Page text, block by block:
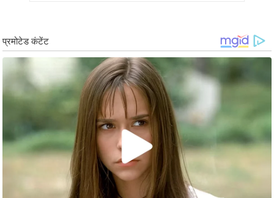
r
k
g
N